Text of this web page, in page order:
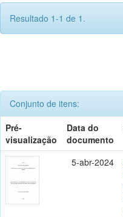
Resultado 1-1 de 1.
Conjunto de itens:
Pré-
visualização
Data do
documento
5-abr-2024